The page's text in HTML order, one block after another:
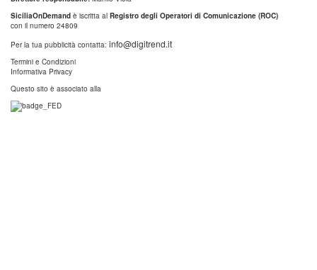
SiciliaOnDemand è iscritta al Registro degli Operatori di Comunicazione (ROC)
con il numero 24809
Per la tua pubblicità contatta: info@digitrend.it
Termini e Condizioni
Informativa Privacy
Questo sito è associato alla